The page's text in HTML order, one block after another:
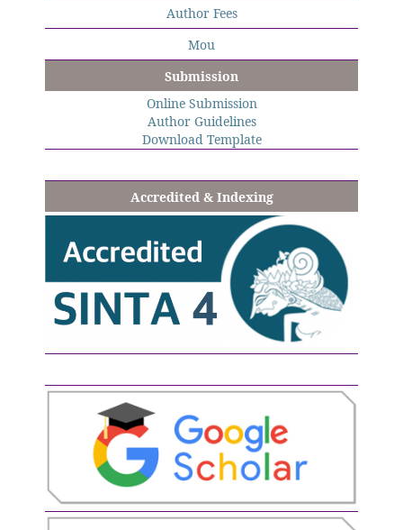
Author Fees
Mou
Submission
Online Submission
Author Guidelines
Download Template
Accredited & Indexing